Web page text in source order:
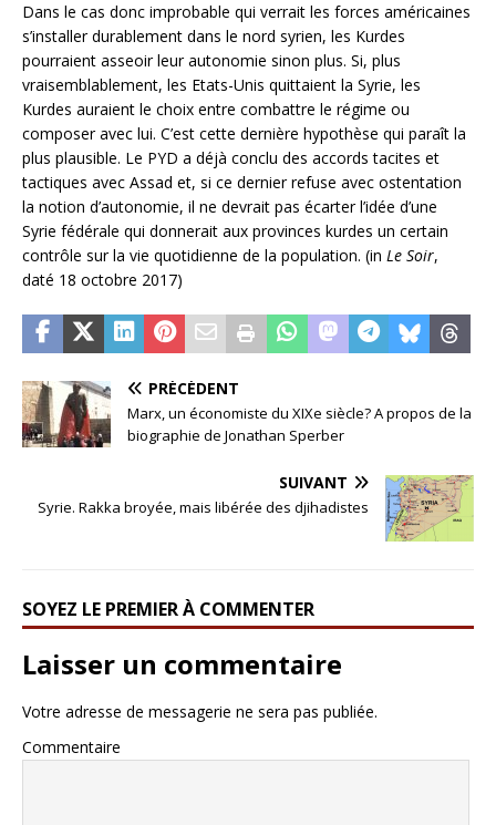
Dans le cas donc improbable qui verrait les forces américaines
s’installer durablement dans le nord syrien, les Kurdes
pourraient asseoir leur autonomie sinon plus. Si, plus
vraisemblablement, les Etats-Unis quittaient la Syrie, les
Kurdes auraient le choix entre combattre le régime ou
composer avec lui. C’est cette dernière hypothèse qui paraît la
plus plausible. Le PYD a déjà conclu des accords tacites et
tactiques avec Assad et, si ce dernier refuse avec ostentation
la notion d’autonomie, il ne devrait pas écarter l’idée d’une
Syrie fédérale qui donnerait aux provinces kurdes un certain
contrôle sur la vie quotidienne de la population. (in Le Soir,
daté 18 octobre 2017)
PRÉCÉDENT
Marx, un économiste du XIXe siècle? A propos de la
biographie de Jonathan Sperber
SUIVANT
Syrie. Rakka broyée, mais libérée des djihadistes
SOYEZ LE PREMIER À COMMENTER
Laisser un commentaire
Votre adresse de messagerie ne sera pas publiée.
Commentaire